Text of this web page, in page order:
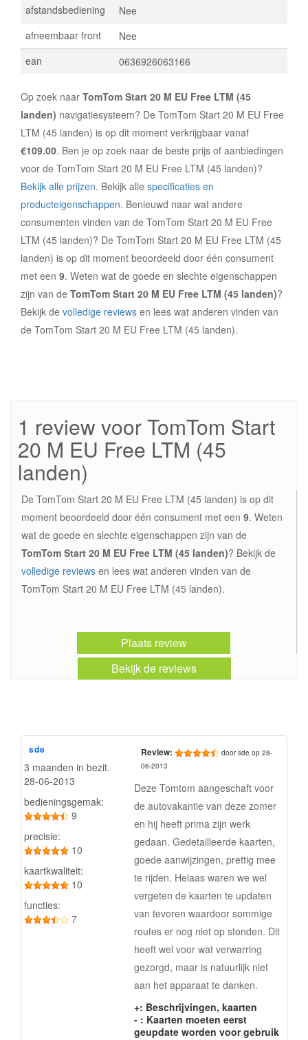
afstandsbediening
Nee
afneembaar front
Nee
ean
0636926063166
Op zoek naar TomTom Start 20 M EU Free LTM (45
landen) navigatiesysteem? De TomTom Start 20 M EU Free
LTM (45 landen) is op dit moment verkrijgbaar vanaf
€109.00. Ben je op zoek naar de beste prijs of aanbiedingen
voor de TomTom Start 20 M EU Free LTM (45 landen)?
Bekijk alle prijzen. Bekijk alle specificaties en
producteigenschappen. Benieuwd naar wat andere
consumenten vinden van de TomTom Start 20 M EU Free
LTM (45 landen)? De TomTom Start 20 M EU Free LTM (45
landen) is op dit moment beoordeeld door één consument
met een 9. Weten wat de goede en slechte eigenschappen
zijn van de TomTom Start 20 M EU Free LTM (45 landen)?
Bekijk de volledige reviews en lees wat anderen vinden van
de TomTom Start 20 M EU Free LTM (45 landen).
1 review voor TomTom Start
20 M EU Free LTM (45
landen)
De TomTom Start 20 M EU Free LTM (45 landen) is op dit
moment beoordeeld door één consument met een 9. Weten
wat de goede en slechte eigenschappen zijn van de
TomTom Start 20 M EU Free LTM (45 landen)? Bekijk de
volledige reviews en lees wat anderen vinden van de
TomTom Start 20 M EU Free LTM (45 landen).
Plaats review
Bekijk de reviews
sde
3 maanden in bezit.
28-06-2013
bedieningsgemak:
9
precisie:
10
kaartkwaliteit:
10
functies:
7
Review:
door sde op 28-
06-2013
Deze Tomtom aangeschaft voor
de autovakantie van deze zomer
en hij heeft prima zijn werk
gedaan. Gedetailleerde kaarten,
goede aanwijzingen, prettig mee
te rijden. Helaas waren we wel
vergeten de kaarten te updaten
van tevoren waardoor sommige
routes er nog niet op stonden. Dit
heeft wel voor wat verwarring
gezorgd, maar is natuurlijk niet
aan het apparaat te danken.
+: Beschrijvingen, kaarten
- : Kaarten moeten eerst
geupdate worden voor gebruik